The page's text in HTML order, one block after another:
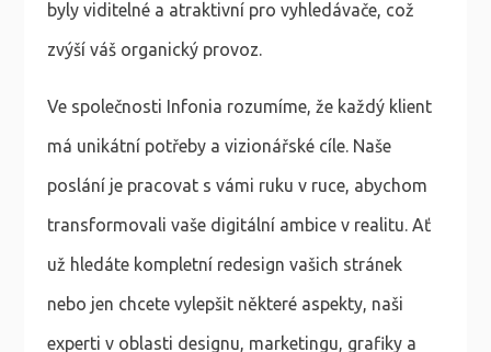
byly viditelné a atraktivní pro vyhledávače, což
zvýší váš organický provoz.
Ve společnosti Infonia rozumíme, že každý klient
má unikátní potřeby a vizionářské cíle. Naše
poslání je pracovat s vámi ruku v ruce, abychom
transformovali vaše digitální ambice v realitu. Ať
už hledáte kompletní redesign vašich stránek
nebo jen chcete vylepšit některé aspekty, naši
experti v oblasti designu, marketingu, grafiky a